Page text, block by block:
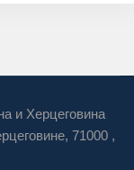
и Херцеговина
71000 ,